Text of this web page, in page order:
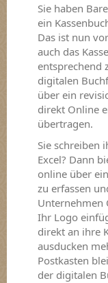
Sie haben
ein
Das ist nun
auch das
entsprechend
digitalen
über ein
direkt Online
übertragen.
Sie schreiben
Excel? Dann
online über
zu erfassen
Unternehmen
Ihr Logo
direkt an ihre
ausducken
Postkasten
der digitalen